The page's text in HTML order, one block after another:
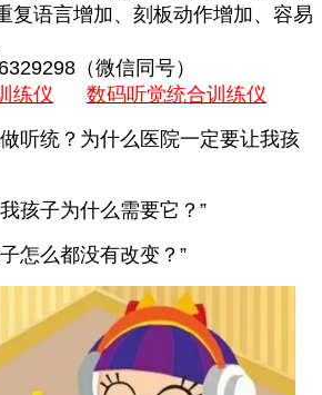
复语言增加、刻板动作增加、容易
（微信同号）
练仪
数码听觉统合训练仪
听统？为什么医院一定要让我孩
孩子为什么需要它？”
怎么都没有改变？”